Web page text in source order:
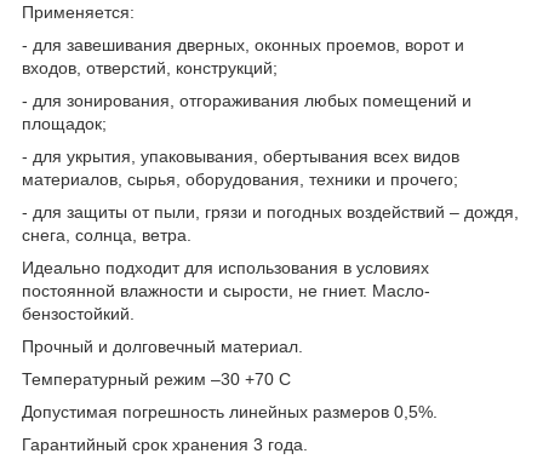
Применяется:
- для завешивания дверных, оконных проемов, ворот и
входов, отверстий, конструкций;
- для зонирования, отгораживания любых помещений и
площадок;
- для укрытия, упаковывания, обертывания всех видов
материалов, сырья, оборудования, техники и прочего;
- для защиты от пыли, грязи и погодных воздействий – дождя,
снега, солнца, ветра.
Идеально подходит для использования в условиях
постоянной влажности и сырости, не гниет. Масло-
бензостойкий.
Прочный и долговечный материал.
Температурный режим –30 +70 С
Допустимая погрешность линейных размеров 0,5%.
Гарантийный срок хранения 3 года.